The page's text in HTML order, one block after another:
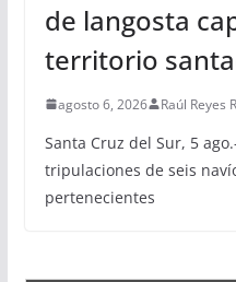
de langosta
territorio
agosto 6, 2026 Raúl Reyes
Santa Cruz del Sur, 5
tripulaciones de seis
pertenecientes